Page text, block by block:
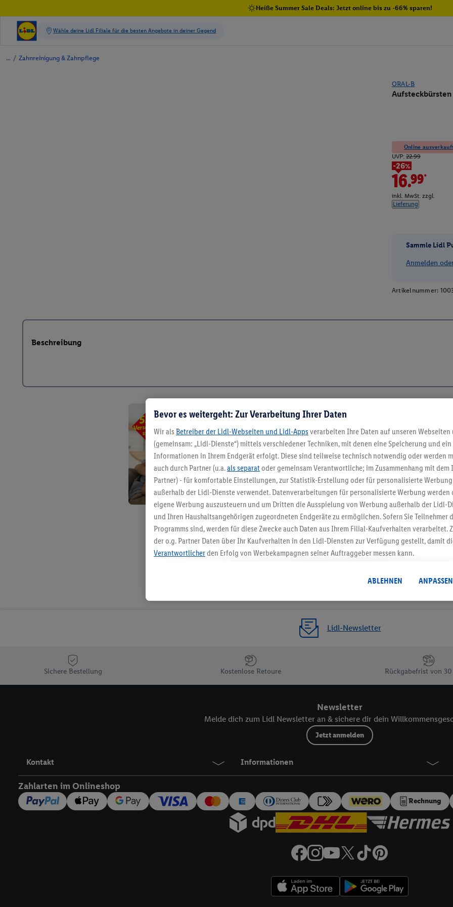
Heiße Summer Sale Deals: Jetzt online bis zu -66% sparen!
/ Zahnreinigung & Zahnpflege
ORAL-B
Aufsteckbürsten
Online
UVP: 22.99
-26%
16.99*
inkl. MwSt. zzgl.
Lieferung
Sammle Lidl
Anmelden
Artikelnummer:
Beschreibung
5.95 € Versand
Jetzt zum Newsletter
Gutschein sichern!
Lidl-Newsletter
Sichere Bestellung Kostenlose Retoure Rückgabefrist von 30
Newsletter
Melde dich zum Lidl Newsletter an & sichere dir dein
Jetzt anmelden
Kontakt Informationen
Zahlarten im Onlineshop
Rechnung
Bevor es weitergeht: Zur Verarbeitung Ihrer Daten
Wir als Betreiber der Lidl-Webseiten und Lidl-Apps verarbeiten Ihre Daten auf unseren Webseiten
(gemeinsam: „Lidl-Dienste“) mittels verschiedener Techniken, mit denen eine Speicherung und
Informationen in Ihrem Endgerät erfolgt. Diese sind teilweise technisch notwendig oder werden
auch durch Partner (u.a.als separat oder gemeinsam Verantwortliche; im Zusammenhang mit dem
Partner) - für komfortable Einstellungen, zur Statistik-Erstellung oder für personalisierte
außerhalb der Lidl-Dienste verwendet. Datenverarbeitungen für personalisierte Werbung werden
eigene Werbung auszusteuern und um Dritten die Ausspielung von Werbung außerhalb der Lidl-
und Ihren Haushaltsangehörigen zugeordneten Endgeräte zu ermöglichen. Sofern Sie Teilnehmer
Programms sind, werden für diese Zwecke auch Daten aus Ihrem Filial-Kaufverhalten verarbeitet.
der o.g. Partner Daten über Ihr Kaufverhalten in den Lidl-Diensten zur Verfügung gestellt, damit
Verantwortlicherden Erfolg von Werbekampagnen seiner Auftraggeber messen kann.
angereicherten Profilen. Dies umfasst die Zusammenführung von Daten (z.B. über Ihre Nutzung
Kaufverhalten in den Lidl-Diensten, Informationen aus Ihrem Kundenkonto - z.B. Alter oder
genauen Standortdaten) auch über verschiedene Endgeräte und Lidl-Dienste hinweg
Segmenten). Im Zusammenhang mit dem Ausspielen dieser Werbung erfolgen Verarbeitungen
Erfolgsmessung der Werbung, zur Zielgruppenforschung, zur Entwicklung von Angeboten sowie
Sofern Sie hier Ihre Zustimmung dazu erteilen und danach ein Lidl Plus-Konto erstellen bzw. sich
Plus-Konto einloggen, kann darüber hinaus auch Ihre dort angegebene E-Mail-Adresse von uns in
Verantwortlichkeit mit einem der oben genannten Partner verwendet werden, um daraus eine
können, um Sie in von Dritten betriebenen Diensten zu erkennen und Ihnen personalisierte
Hierzu wird von uns und einem der anderen oben genannten Partner auch Ihre in einen Hashwert
Adresse in gemeinsamer Verantwortlichkeit verarbeitet.
Zudem erlauben Sie uns, der Utiq SA/NV („Utiq“) und IhremTelekommunikationsnetzbetreiber
den Lidl-Diensten einzusetzen. Utiq prüft zunächst anhand Ihrer IP-Adresse, ob die Technologie
verwenden, um Sie wiederzuerkennen und Erkenntnisse über Ihr Nutzungsverhalten in den Lidl-
Insbesondere können Sie mittels dieser Technologie auch auf Diensten wiedererkannt werden,
werden, damit wir Ihnen dort personalisierte Werbung ausspielen können. Sie können Ihre
Nutzung der Utiq-Technologie - zusätzlich zur weiter unten erläuterten Möglichkeit, Ihre
das Datenschutzportal von Utiq („consenthub“)
Telekommunikations-basierten Utiq-Technologie für digitales Marketing“ am unteren Ende dieser
Durch einen Klick auf „Ablehnen“ können Sie nur den Einsatz notwendiger Techniken zulassen.
„Zustimmen“ stimmen Sie allen Verarbeitungen zu sämtlichen vorgenannten Zwecken unter
ABLEHNEN ANPASSEN